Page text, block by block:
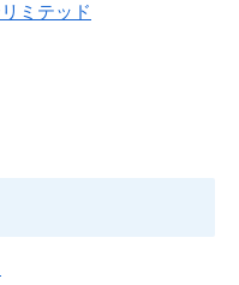
ミテッド